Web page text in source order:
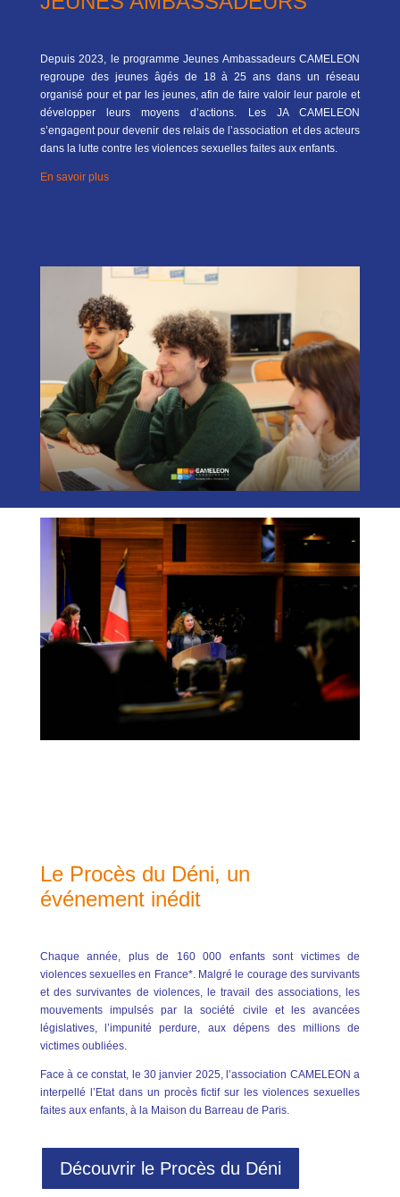
Depuis 2023, le programme Jeunes Ambassadeurs CAMELEON
regroupe des jeunes âgés de 18 à 25 ans dans un réseau
organisé pour et par les jeunes, afin de faire valoir leur parole et
développer leurs moyens d’actions. Les JA CAMELEON
s’engagent pour devenir des relais de l’association et des acteurs
dans la lutte contre les violences sexuelles faites aux enfants.
En savoir plus
Le Procès du Déni, un
événement inédit
Chaque année, plus de 160 000 enfants sont victimes de
violences sexuelles en France*. Malgré le courage des survivants
et des survivantes de violences, le travail des associations, les
mouvements impulsés par la société civile et les avancées
législatives, l’impunité perdure, aux dépens des millions de
victimes oubliées.
Face à ce constat, le 30 janvier 2025, l’association CAMELEON a
interpellé l’Etat dans un procès fictif sur les violences sexuelles
faites aux enfants, à la Maison du Barreau de Paris.
Découvrir le Procès du Déni